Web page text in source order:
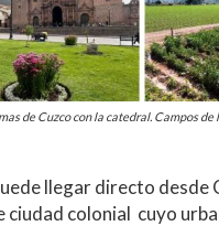
de Cuzco con la catedral. Campos de
llegar directo desde
ciudad colonial cuyo